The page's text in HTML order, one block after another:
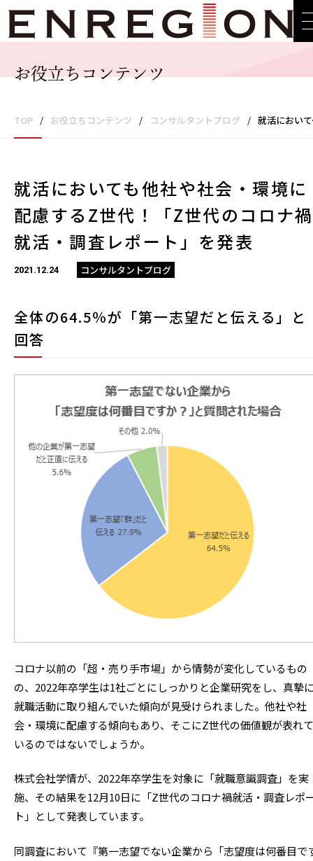
お役立ちコンテンツ
TOP / お役立ちコンテンツ / コンサルタントブログ / 就活においても他社や社会・環境に配慮するZ世代！「Z世代のコロナ禍就活・調査レポート」を発表
就活においても他社や社会・環境に
配慮するZ世代！「Z世代のコロナ禍
就活・調査レポート」を発表
2021.12.24 コンサルタントブログ
全体の64.5％が「第一志望だと伝える」と
回答
コロナ以前の「超・売り手市場」から情勢が変化しているもの
の、2022年卒学生は1社ごとにしっかりと企業研究をし、真摯
就職活動に取り組んでいた傾向が見受けられました。他社や社
会・環境に配慮する傾向もあり、そこにZ世代の価値観が表れて
いるのではないでしょうか。
株式会社学情が、2022年卒学生を対象に「就職意識調査」を実
施、その結果を12月10日に「Z世代のコロナ禍就活・調査レポ
ト」として発表しています。
同調査において『第一志望でない企業から「志望度は何番目で